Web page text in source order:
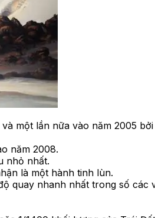
một lần nữa vào năm 2005
năm 2008.
nhỏ nhất.
là một hành tinh lùn.
quay nhanh nhất trong số các